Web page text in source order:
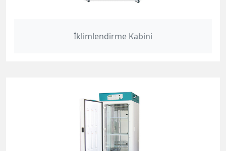
İklimlendirme Kabini